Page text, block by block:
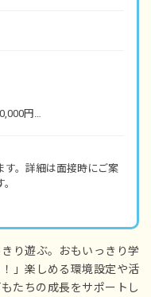
円
／3月）2024年実績：全
績によります
たす勤務実績がない等
給額が0円になります
。詳細は面接時にご案
り遊ぶ。おもいっきり学
」楽しめる環境設定や活
たちの成長をサポートし